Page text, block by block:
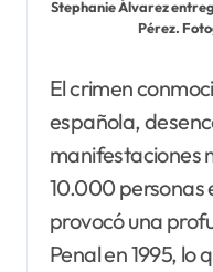
Stephanie Álvarez
Pérez.
El crimen
española,
manifestaciones
10.000 personas
provocó una
Penal en 1995, lo